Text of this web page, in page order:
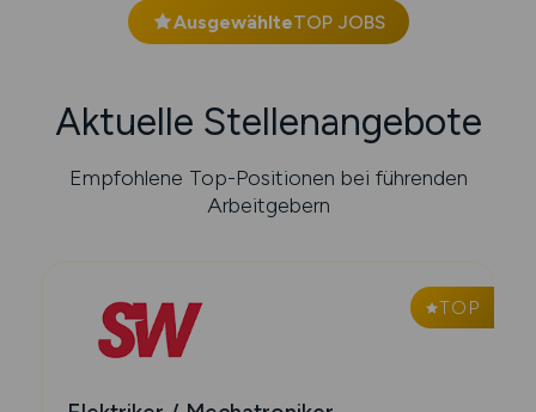
AusgewählteTOP JOBS
Aktuelle Stellenangebote
Empfohlene Top-Positionen bei führenden
Arbeitgebern
TOP